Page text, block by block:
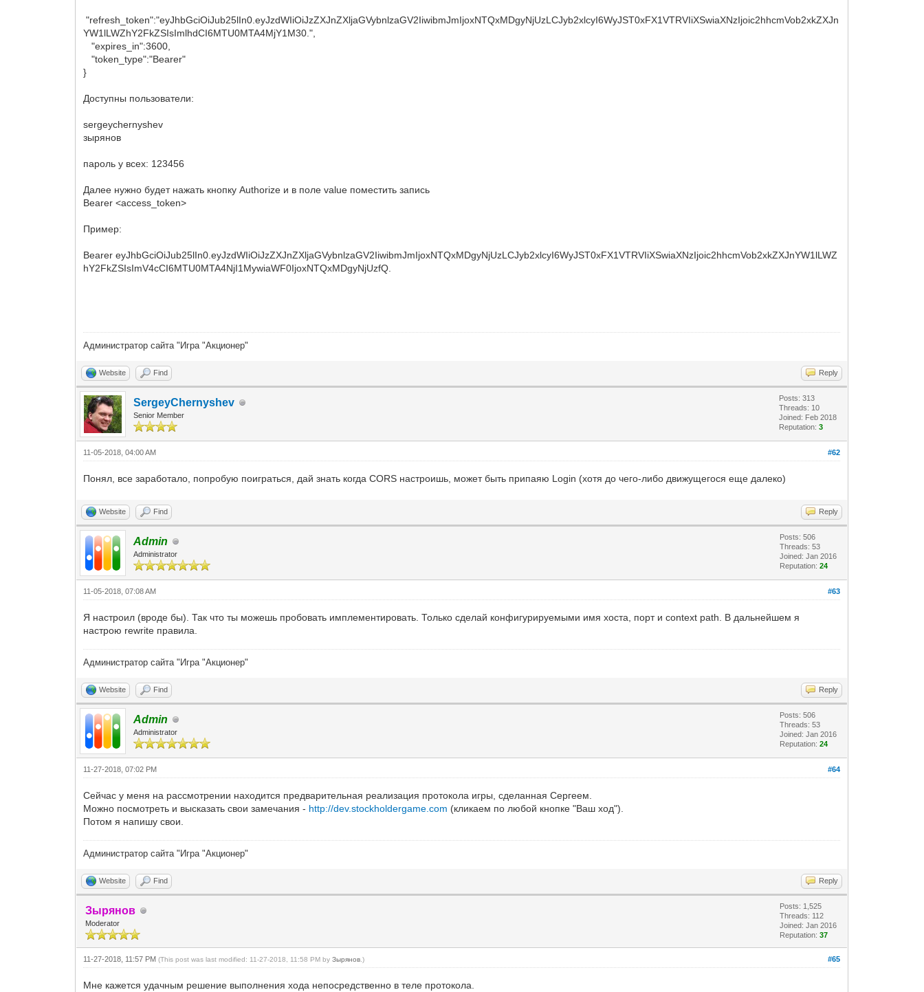
"refresh_token":"eyJhbGciOiJub25lIn0.eyJzdWIiOiJzZXJnZXljaGVybnlzaGV2IiwibmJmIjoxNTQxMDgyNjUzLCJyb2xlcyI6WyJST0xFX1VTRVIiXSwiaXNzIjoic2hhcmVob2xkZXJn
YW1lLWZhY2FkZSIsImlhdCI6MTU0MTA4MjY1M30.",
"expires_in":3600,
"token_type":"Bearer"
}
Доступны пользователи:
sergeychernyshev
зырянов
пароль у всех: 123456
Далее нужно будет нажать кнопку Authorize и в поле value поместить запись
Bearer <access_token>
Пример:
Bearer eyJhbGciOiJub25lIn0.eyJzdWIiOiJzZXJnZXljaGVybnlzaGV2IiwibmJmIjoxNTQxMDgyNjUzLCJyb2xlcyI6WyJST0xFX1VTRVIiXSwiaXNzIjoic2hhcmVob2xkZXJnYW1lLWZ
hY2FkZSIsImV4cCI6MTU0MTA4NjI1MywiaWF0IjoxNTQxMDgyNjUzfQ.
Администратор сайта "Игра "Акционер"
Website Find Reply
SergeyChernyshev
Senior Member
Posts: 313
Threads: 10
Joined: Feb 2018
Reputation:3
#62
11-05-2018, 04:00 AM
Понял, все заработало, попробую поиграться, дай знать когда CORS настроишь, может быть припаяю Login (хотя до чего-либо движущегося еще далеко)
Website Find Reply
Admin
Administrator
Posts: 506
Threads: 53
Joined: Jan 2016
Reputation:24
#63
11-05-2018, 07:08 AM
Я настроил (вроде бы). Так что ты можешь пробовать имплементировать. Только сделай конфигурируемыми имя хоста, порт и context path. В дальнейшем я
настрою rewrite правила.
Администратор сайта "Игра "Акционер"
Website Find Reply
Admin
Administrator
Posts: 506
Threads: 53
Joined: Jan 2016
Reputation:24
#64
11-27-2018, 07:02 PM
Сейчас у меня на рассмотрении находится предварительная реализация протокола игры, сделанная Сергеем.
Можно посмотреть и высказать свои замечания - http://dev.stockholdergame.com (кликаем по любой кнопке "Ваш ход").
Потом я напишу свои.
Администратор сайта "Игра "Акционер"
Website Find Reply
Зырянов
Moderator
Posts: 1,525
Threads: 112
Joined: Jan 2016
Reputation:37
#65
11-27-2018, 11:57 PM(This post was last modified: 11-27-2018, 11:58 PM byЗырянов .)
Мне кажется удачным решение выполнения хода непосредственно в теле протокола.